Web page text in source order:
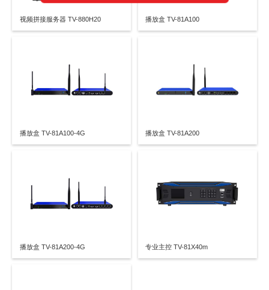
视频拼接服务器 TV-880H20 播放盒 TV-81A100
播放盒 TV-81A100-4G 播放盒 TV-81A200
播放盒 TV-81A200-4G 专业主控 TV-81X40m